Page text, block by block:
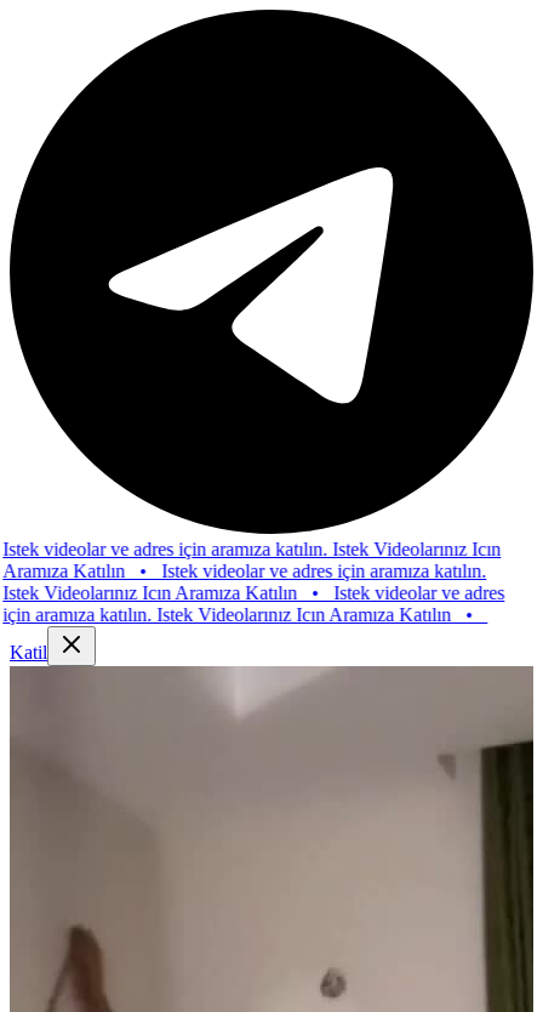
ve adres için aramıza katılın. Istek Videolarınız Icın
Katılın•Istek videolar ve adres için aramıza katılın.
Icın Aramıza Katılın•Istek videolar ve adres
katılın. Istek Videolarınız Icın Aramıza Katılın•
Katil